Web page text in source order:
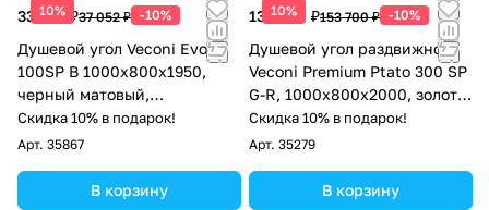
10%
33 347 ₽37 052 ₽ -10%
Душевой угол Veconi Evo
100SP B 1000х800x1950,
черный матовый,
прозрачное стекло
Скидка 10% в подарок!
Арт. 35867
В корзину
10%
138 330 ₽153 700 ₽ -10%
Душевой угол раздвижной
Veconi Premium Ptato 300 SP
G-R, 1000х800x2000, золото
брашированный, стекло
прозрачное
Скидка 10% в подарок!
Арт. 35279
В корзину